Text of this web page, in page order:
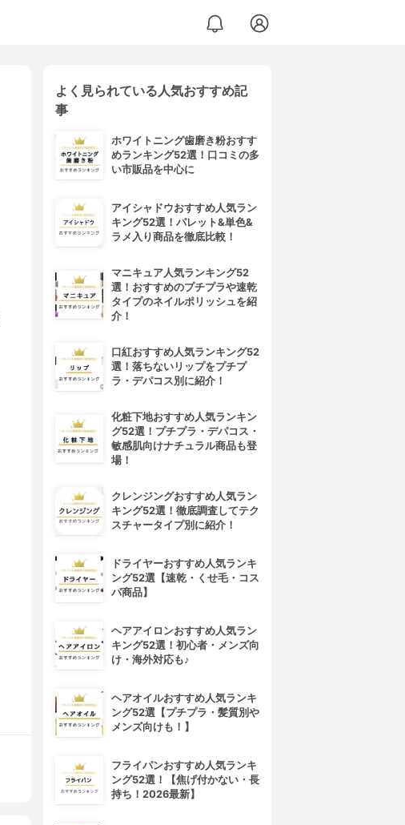
よく見られている人気おすすめ記
事
ホワイトニング歯磨き粉おすす
めランキング52選！口コミの多
い市販品を中心に
アイシャドウおすすめ人気ラン
キング52選！パレット&単色&
ラメ入り商品を徹底比較！
マニキュア人気ランキング52
選！おすすめのプチプラや速乾
タイプのネイルポリッシュを紹
介！
口紅おすすめ人気ランキング52
選！落ちないリップをプチプ
ラ・デパコス別に紹介！
化粧下地おすすめ人気ランキン
グ52選！プチプラ・デパコス・
敏感肌向けナチュラル商品も登
場！
クレンジングおすすめ人気ラン
キング52選！徹底調査してテク
スチャータイプ別に紹介！
ドライヤーおすすめ人気ランキ
ング52選【速乾・くせ毛・コス
パ商品】
ヘアアイロンおすすめ人気ラン
キング52選！初心者・メンズ向
け・海外対応も♪
ヘアオイルおすすめ人気ランキ
ング52選【プチプラ・髪質別や
メンズ向けも！】
フライパンおすすめ人気ランキ
ング52選！【焦げ付かない・長
持ち！2026最新】